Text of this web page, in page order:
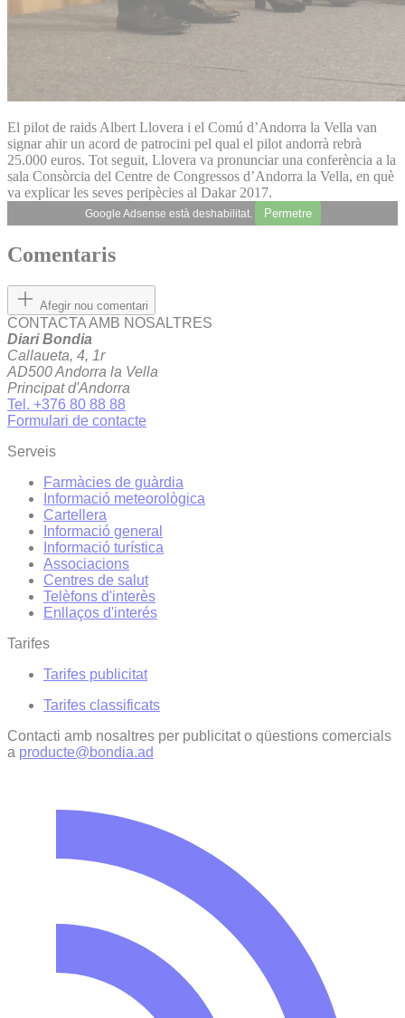
El pilot de raids Albert Llovera i el Comú d’Andorra la Vella van
signar ahir un acord de patrocini pel qual el pilot andorrà rebrà
25.000 euros. Tot seguit, Llovera va pronunciar una conferència a la
sala Consòrcia del Centre de Congressos d’Andorra la Vella, en què
va explicar les seves peripècies al Dakar 2017.
Google Adsense està deshabilitat. Permetre
Comentaris
Afegir nou comentari
CONTACTA AMB NOSALTRES
Diari Bondia
Callaueta, 4, 1r
AD500 Andorra la Vella
Principat d'Andorra
Tel. +376 80 88 88
Formulari de contacte
Serveis
Farmàcies de guàrdia
Informació meteorològica
Cartellera
Informació general
Informació turística
Associacions
Centres de salut
Telèfons d'interès
Enllaços d'interés
Tarifes
Tarifes publicitat
Tarifes classificats
Contacti amb nosaltres per publicitat o qüestions comercials
a producte@bondia.ad